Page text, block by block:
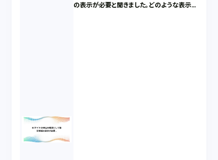
の表示が必要と聞きました。どのような表示が